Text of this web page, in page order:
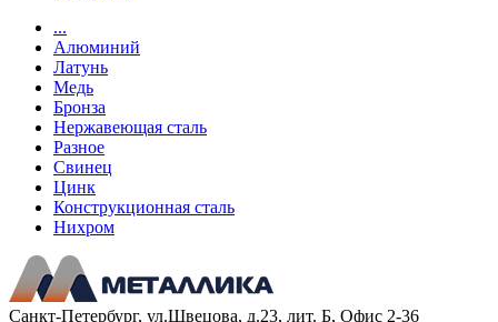
...
Алюминий
Латунь
Медь
Бронза
Нержавеющая сталь
Разное
Свинец
Цинк
Конструкционная сталь
Нихром
Санкт-Петербург, ул.Швецова, д.23, лит. Б, Офис 2-36